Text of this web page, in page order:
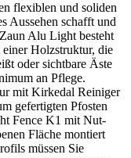
flexiblen und soliden
Aussehen schafft und
Alu Light besteht
Holzstruktur, die
oder sichtbare Äste
an Pflege.
mit Kirkedal Reiniger
gefertigten Pfosten
Fence K1 mit Nut-
Fläche montiert
müssen Sie